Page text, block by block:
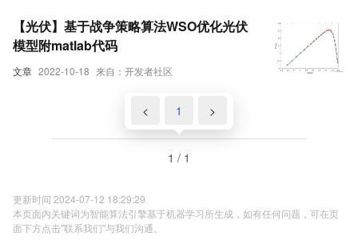
文章 2022-10-18 来自：开发者社区
【光伏】基于战争策略算法WSO优化光伏
模型附matlab代码
< 1 >
1 / 1
更新时间 2024-07-12 18:29:29
本页面内关键词为智能算法引擎基于机器学习所生成，如有任何问题，可在页
面下方点击"联系我们"与我们沟通。